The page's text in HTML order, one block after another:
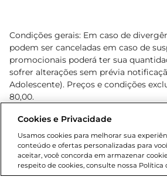
Condições gerais: Em caso de
podem ser canceladas em caso de
promocionais poderá ter sua
sofrer alterações sem prévia
Adolescente). Preços e condições
80,00.
Cookies e Privacidade
Usamos cookies para melhorar sua
conteúdo e ofertas personalizadas para
aceitar, você concorda em armazenar
respeito de cookies, consulte nossa Política